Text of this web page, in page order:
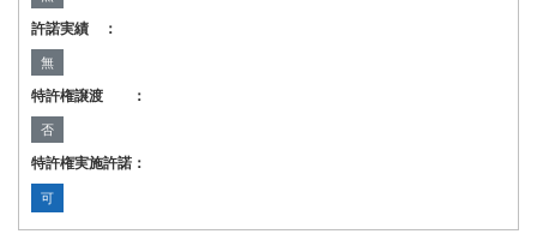
許諾実績 ：
無
特許権譲渡 ：
否
特許権実施許諾：
可